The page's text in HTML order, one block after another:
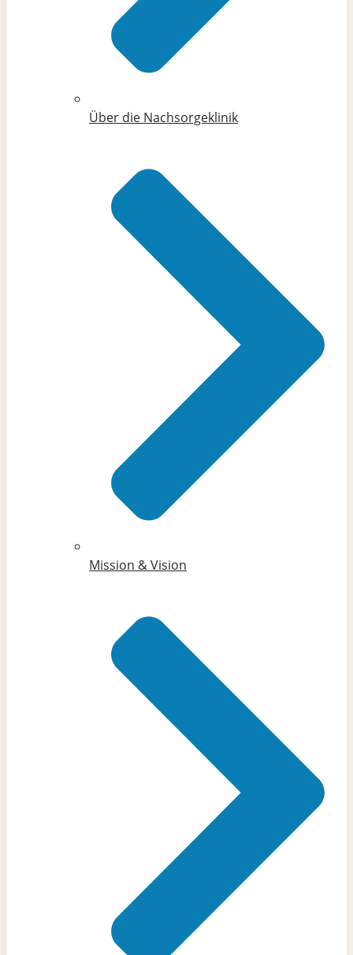
Über die Nachsorgeklinik
Mission & Vision